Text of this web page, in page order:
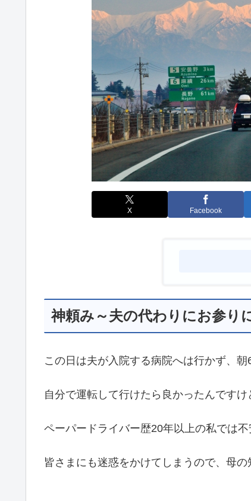
X Facebook
神頼み～夫の代わりにお参り
この日は夫が入院する病院へは行かず、
自分で運転して行けたら良かったんですけ
ペーパードライバー歴20年以上の私では
皆さまにも迷惑をかけてしまうので、母の